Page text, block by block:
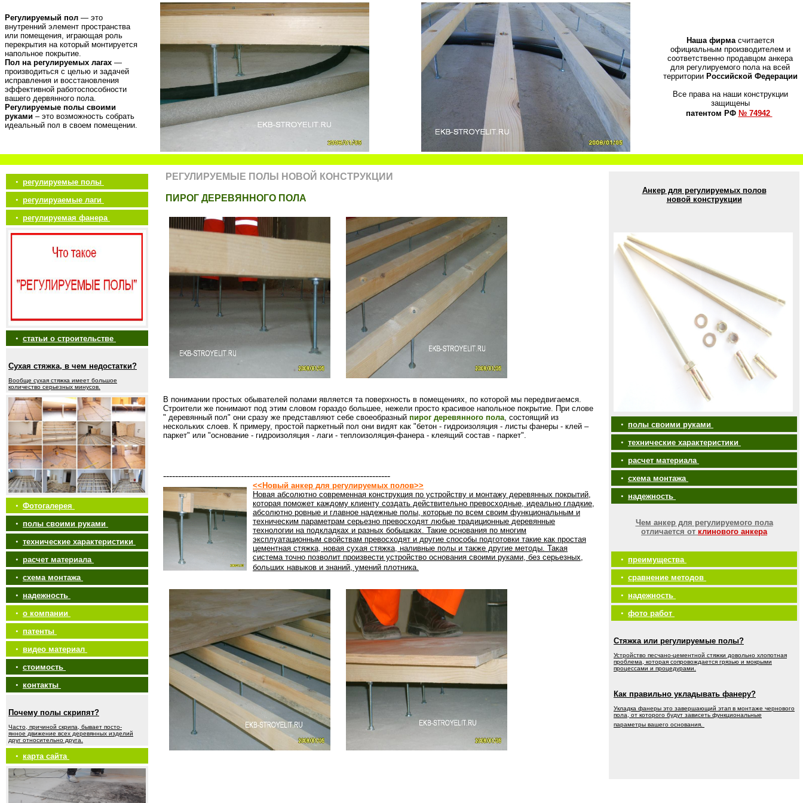
Регулируемый пол — это
внутренний элемент пространства
или помещения, играющая роль
перекрытия на который монтируется
напольное покрытие.
Пол на регулируемых лагах —
производиться с целью и задачей
исправления и восстановления
эффективной работоспособности
вашего дервянного пола.
Регулируемые полы своими
руками – это возможность собрать
идеальный пол в своем помещении.
Наша фирмасчитается
официальным производителем и
соответственно продавцом анкера
для регулируемого пола на всей
территории Российской Федерации
Все права на наши конструкции
защищены
патентом РФ № 74942
• регулируемые полы
• регулируаемые лаги
• регулируемая фанера
• статьи о строительстве
Сухая стяжка, в чем недостатки?
Вообще сухая стяжка имеет большое
количество серьезных минусов.
• Фотогалерея
• полы своими руками
• технические характеристики
• расчет материала
• схема монтажа
• надежность
• о компании
• патенты
• видео материал
• стоимость
• контакты
Почему полы скрипят?
Часто, причиной скрипа, бывает посто-
янное движение всех деревянных изделий
друг относительно друга.
• карта сайта
РЕГУЛИРУЕМЫЕ ПОЛЫ НОВОЙ КОНСТРУКЦИИ
ПИРОГ ДЕРЕВЯННОГО ПОЛА
В понимании простых обывателей полами является та поверхность в помещениях, по которой мы передвигаемся.
Строители же понимают под этим словом гораздо большее, нежели просто красивое напольное покрытие. При слове
" деревянный пол" они сразу же представляют себе своеобразный пирог деревянного пола, состоящий из
нескольких слоев. К примеру, простой паркетный пол они видят как "бетон - гидроизоляция - листы фанеры - клей –
паркет" или "основание - гидроизоляция - лаги - теплоизоляция-фанера - клеящий состав - паркет".
----------------------------------------------------------------------------
<<Новый анкер для регулируемых полов>>
Новая абсолютно современная конструкция по устройству и монтажу деревянных покрытий,
которая поможет каждому клиенту создать действительно превосходные, идеально гладкие,
абсолютно ровные и главное надежные полы, которые по всем своим функциональным и
техническим параметрам серьезно превосходят любые традиционные деревянные
технологии на подкладках и разных бобышках. Такие основания по многим
эксплуатационным свойствам превосходят и другие способы подготовки такие как простая
цементная стяжка, новая сухая стяжка, наливные полы и также другие методы. Такая
система точно позволит произвести устройство основания своими руками, без серьезных,
больших навыков и знаний, умений плотника.
Анкер для регулируемых полов
новой конструкции
• полы своими руками
• технические характеристики
• расчет материала
• схема монтажа
• надежность
Чем анкер для регулируемого пола
отличается от клинового анкера
• преимущества
• сравнение методов
• надежность
• фото работ
Стяжка или регулируемые полы?
Устройство песчано-цементной стяжки довольно хлопотная
проблема, которая сопровождается грязью и мокрыми
процессами и процедурами.
Как правильно укладывать фанеру?
Укладка фанеры это завершающий этап в монтаже чернового
пола, от которого будут зависеть функциональные
параметры вашего основания.